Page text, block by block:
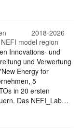
2018-2026
model region
Innovations- und
und Verwertung
Energy for
5
in 20 ersten
Das NEFI_Lab…